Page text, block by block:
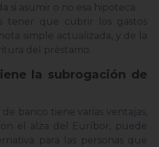
si asumir o no esa hipoteca.
tener que cubrir los gastos
simple actualizada, y de la
del préstamo.
la subrogación de
banco tiene varias ventajas,
el alza del Euríbor, puede
para las personas que